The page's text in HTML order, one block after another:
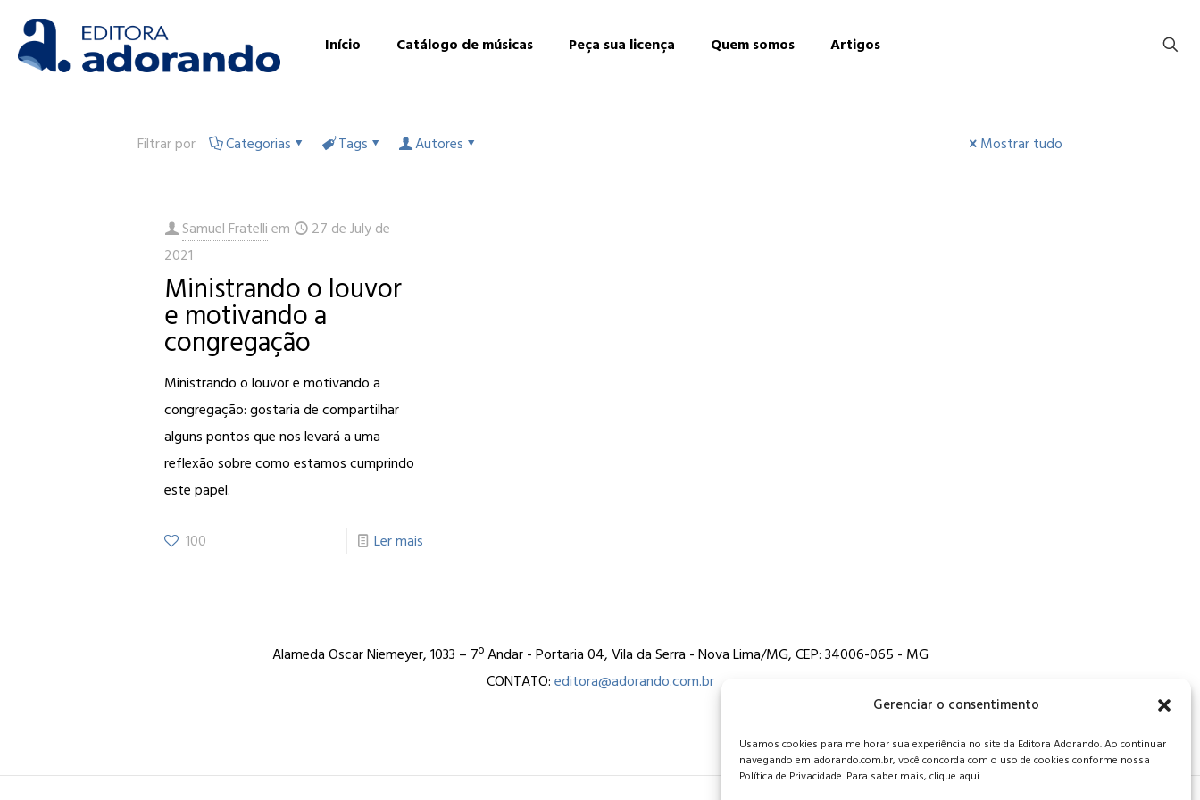
Gerenciar o consentimento
Usamos cookies para melhorar sua experiência no site da Editora Adorando. Ao continuar
navegando em adorando.com.br, você concorda com o uso de cookies conforme nossa
Política de Privacidade. Para saber mais, clique aqui.
Início Catálogo de músicas Peça sua licença Quem somos Artigos
Filtrar por Categorias Tags Autores Mostrar tudo
Samuel Fratelli em
27 de July de
2021
Ministrando o louvor
e motivando a
congregação
Ministrando o louvor e motivando a
congregação: gostaria de compartilhar
alguns pontos que nos levará a uma
reflexão sobre como estamos cumprindo
este papel.
100 Ler mais
Alameda Oscar Niemeyer, 1033 – 7º Andar - Portaria 04, Vila da Serra - Nova Lima/MG, CEP: 34006-065 - MG
CONTATO:editora@adorando.com.br